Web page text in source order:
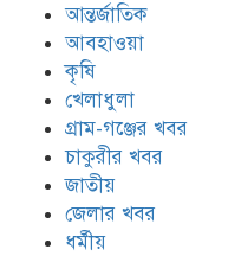
আন্তর্জাতিক
আবহাওয়া
কৃষি
খেলাধুলা
গ্রাম-গঞ্জের খবর
চাকুরীর খবর
জাতীয়
জেলার খবর
ধর্মীয়